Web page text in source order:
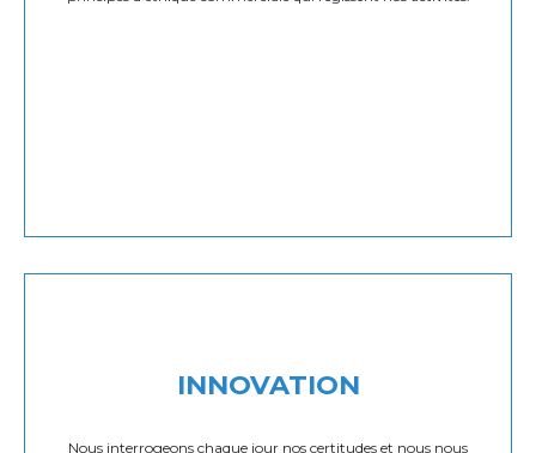
INNOVATION
Nous interrogeons chaque jour nos certitudes et nous nous